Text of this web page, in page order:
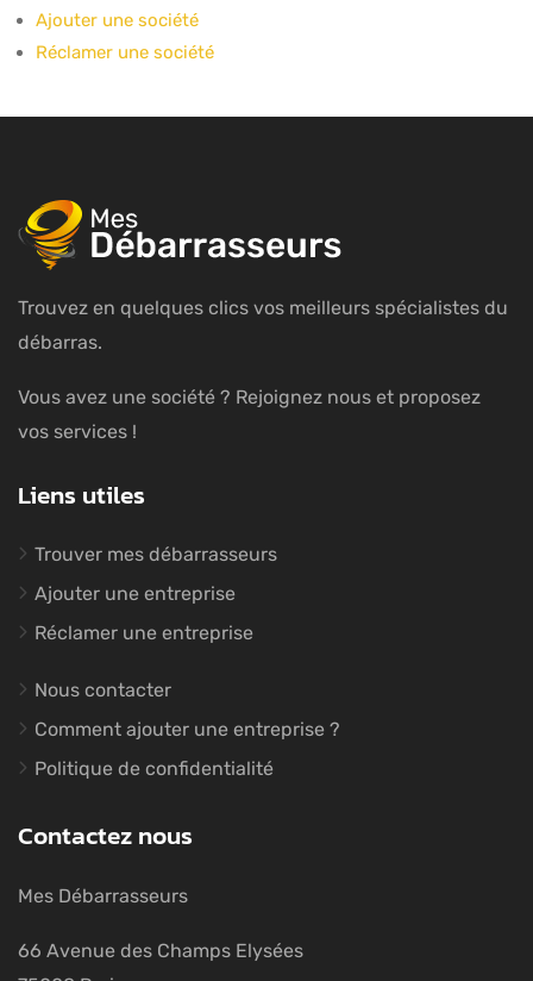
Ajouter une société
Réclamer une société
Trouvez en quelques clics vos meilleurs spécialistes du
débarras.
Vous avez une société ? Rejoignez nous et proposez
vos services !
Liens utiles
Trouver mes débarrasseurs
Ajouter une entreprise
Réclamer une entreprise
Nous contacter
Comment ajouter une entreprise ?
Politique de confidentialité
Contactez nous
Mes Débarrasseurs
66 Avenue des Champs Elysées